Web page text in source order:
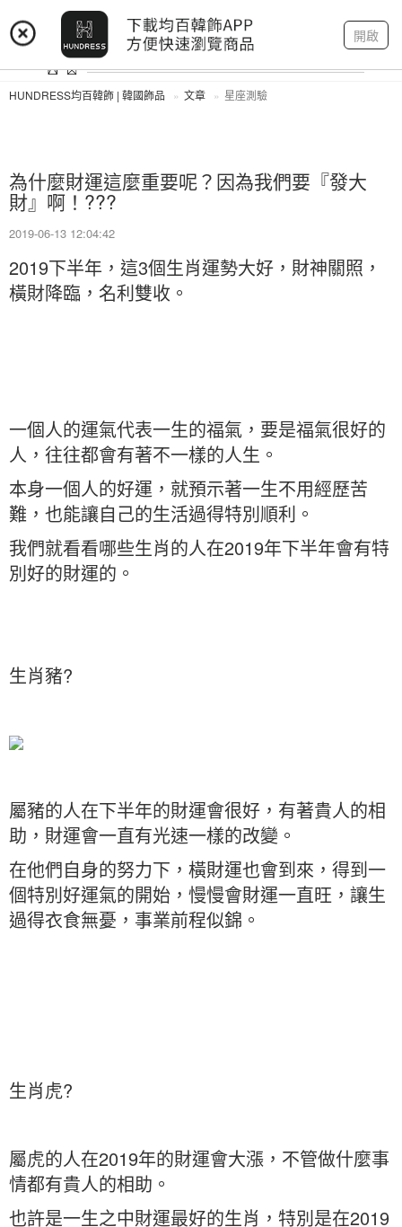
開啟
登入 註冊 我的帳戶
HUNDRESS均百韓飾 | 韓國飾品 文章 星座測驗
為什麼財運這麼重要呢？因為我們要『發大
財』啊！???
2019-06-13 12:04:42
2019下半年，這3個生肖運勢大好，財神關照，
橫財降臨，名利雙收。
一個人的運氣代表一生的福氣，要是福氣很好的
人，往往都會有著不一樣的人生。
本身一個人的好運，就預示著一生不用經歷苦
難，也能讓自己的生活過得特別順利。
我們就看看哪些生肖的人在2019年下半年會有特
別好的財運的。
生肖豬?
屬豬的人在下半年的財運會很好，有著貴人的相
助，財運會一直有光速一樣的改變。
在他們自身的努力下，橫財運也會到來，得到一
個特別好運氣的開始，慢慢會財運一直旺，讓生
過得衣食無憂，事業前程似錦。
生肖虎?
屬虎的人在2019年的財運會大漲，不管做什麼事
情都有貴人的相助。
也許是一生之中財運最好的生肖，特別是在2019